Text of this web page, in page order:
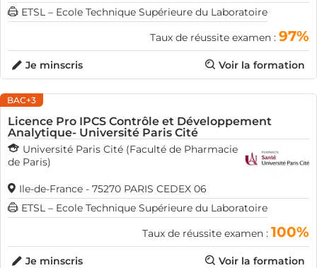
ETSL – Ecole Technique Supérieure du Laboratoire
Taux de réussite examen : 97%
Voir la formation
Je minscris
BAC+3
Licence Pro IPCS Contrôle et Développement
Analytique- Université Paris Cité
Université Paris Cité (Faculté de Pharmacie
de Paris)
Ile-de-France - 75270 PARIS CEDEX 06
ETSL – Ecole Technique Supérieure du Laboratoire
Taux de réussite examen : 100%
Voir la formation
Je minscris